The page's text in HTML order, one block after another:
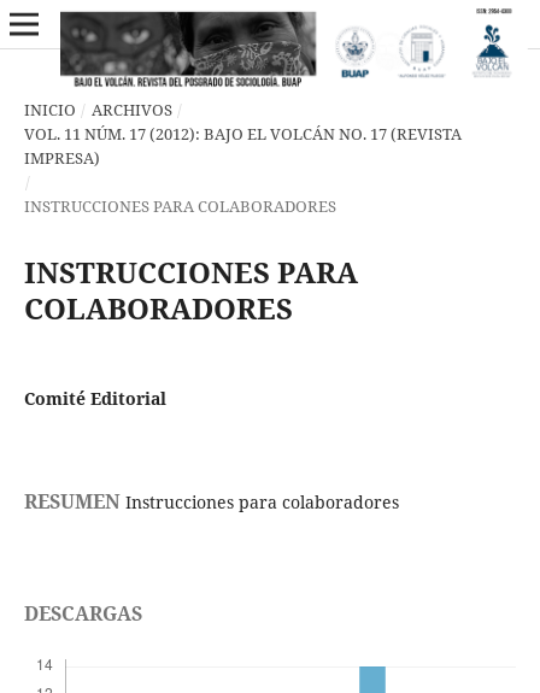
INICIO / ARCHIVOS /
VOL. 11 NÚM. 17 (2012): BAJO EL VOLCÁN NO. 17 (REVISTA
IMPRESA)
/
INSTRUCCIONES PARA COLABORADORES
INSTRUCCIONES PARA
COLABORADORES
Comité Editorial
RESUMENInstrucciones para colaboradores
DESCARGAS